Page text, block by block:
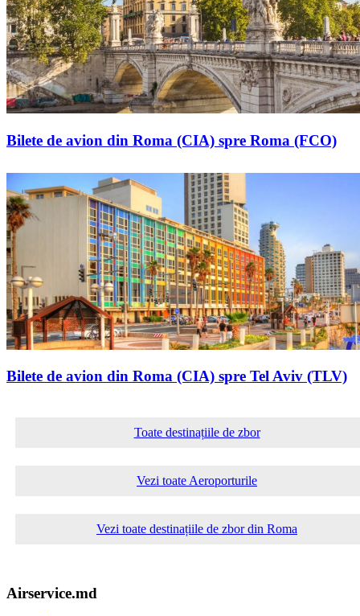
Bilete de avion din Roma (CIA) spre Roma (FCO)
Bilete de avion din Roma (CIA) spre Tel Aviv (TLV)
Toate destinațiile de zbor
Vezi toate Aeroporturile
Vezi toate destinațiile de zbor din Roma
Airservice.md